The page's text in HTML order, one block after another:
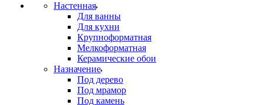
Настенная
Для ванны
Для кухни
Крупноформатная
Мелкоформатная
Керамические обои
Назначение
Под дерево
Под мрамор
Под камень